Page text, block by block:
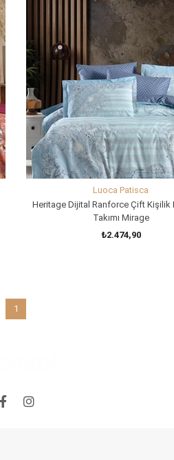
Luoca Patisca
Heritage Dijital Ranforce Çift Kişilik
Takımı Mirage
₺2.474,90
1